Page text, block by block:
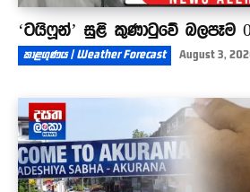
‘ටයිෆූන්’ සුළි කුණාටුවේ බලපෑම
කාළගුණය | Weather Forecast August 3,